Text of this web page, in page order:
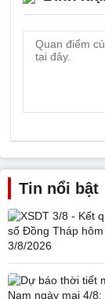
Tin nổi bật